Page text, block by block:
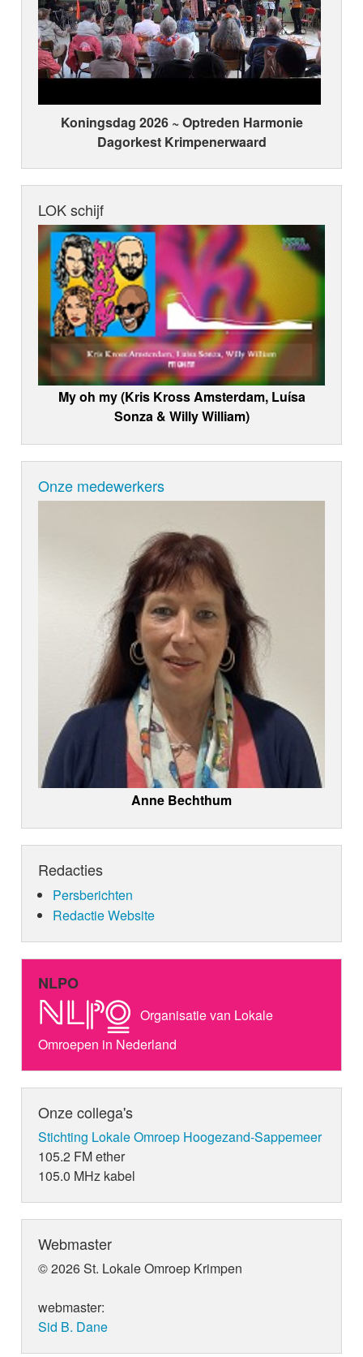
Koningsdag 2026 ~ Optreden Harmonie
Dagorkest Krimpenerwaard
LOK schijf
My oh my (Kris Kross Amsterdam, Luísa
Sonza & Willy William)
Onze medewerkers
Anne Bechthum
Redacties
Persberichten
Redactie Website
NLPO
Organisatie van Lokale
Omroepen in Nederland
Onze collega's
Stichting Lokale Omroep Hoogezand-Sappemeer
105.2 FM ether
105.0 MHz kabel
Webmaster
© 2026 St. Lokale Omroep Krimpen
webmaster:
Sid B. Dane